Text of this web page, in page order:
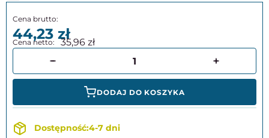
44,23 35,96
DODAJ DO KOSZYKA
4-7 dni